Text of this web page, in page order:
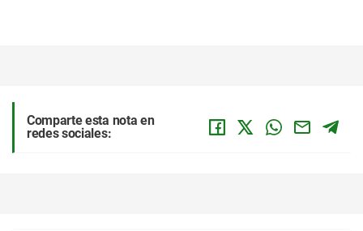
Comparte esta nota en
redes sociales: